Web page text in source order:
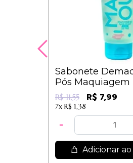
Sabonete
Pós Maquiagem
- Dermachem
R$ 11,55 R$ 7,99
7x R$ 1,38
Adicionar